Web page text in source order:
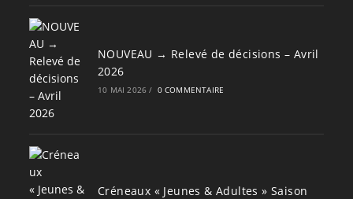
NOUVEAU → Relevé de décisions – Avril
2026
10 MAI 2026 / 0 COMMENTAIRE
Créneaux « Jeunes & Adultes » Saison